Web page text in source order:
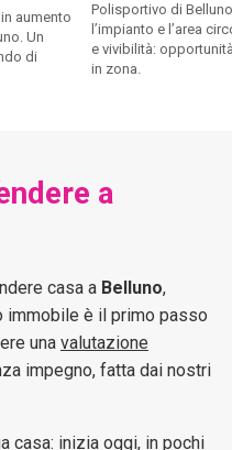
aumento
Un
di
Polisportivo di
l’impianto e l’area
e vivibilità:
in zona.
a
casa a Belluno,
immobile è il primo passo
una valutazione
impegno, fatta dai nostri
casa: inizia oggi, in pochi